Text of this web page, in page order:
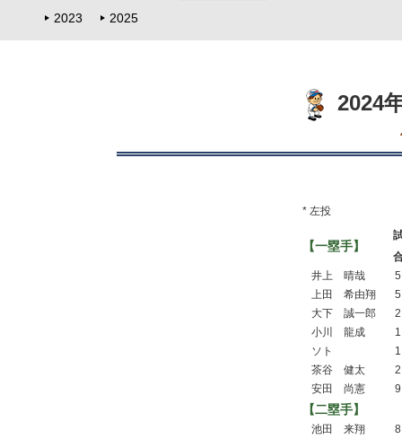
2023
2025
2024
* 左投
【一塁手】
井上 晴哉
5
上田 希由翔
5
大下 誠一郎
2
小川 龍成
1
ソト
1
茶谷 健太
2
安田 尚憲
9
【二塁手】
池田 来翔
8